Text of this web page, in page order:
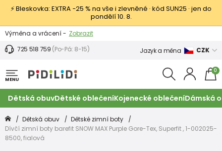
⚡ Bleskovka: EXTRA −25 % na vše i zlevněné · kód SUN25 · jen do
pondělí 10. 8.
Výměna a vrácení - Zobrazit
Sleva 100 Kč na první nákup -
725 518 759 (Po-Pá: 8-15) Jazyk a měna CZK
MENU
0
Dětská obuvDětské oblečeníKojenecké oblečeníDámská
Dětská obuv
Dětské zimní boty
Dívčí zimní boty barefit SNOW MAX Purple Gore-Tex, Superfit , 1-002025-
8500, fialová